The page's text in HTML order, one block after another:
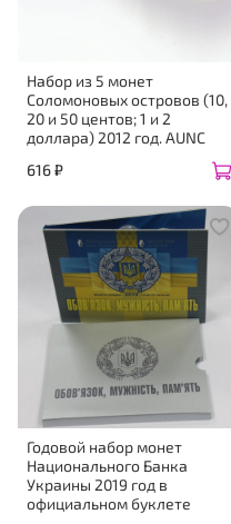
Набор из 5 монет
Соломоновых островов (10,
20 и 50 центов; 1 и 2
доллара) 2012 год. AUNC
616 ₽
Годовой набор монет
Национального Банка
Украины 2019 год в
официальном буклете